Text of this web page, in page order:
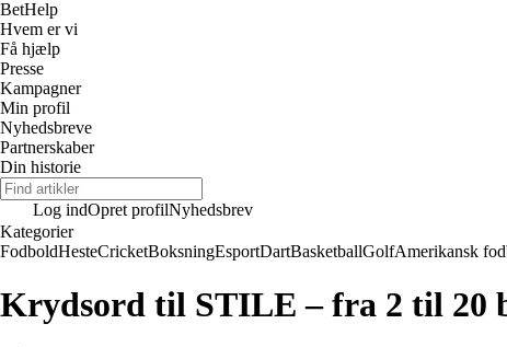
BetHelp
Hvem er vi
Få hjælp
Presse
Kampagner
Min profil
Nyhedsbreve
Partnerskaber
Din historie
Log indOpret profilNyhedsbrev
Kategorier
FodboldHesteCricketBoksningEsportDartBasketballGolfAmerikansk
Krydsord til STILE – fra 2 til 20